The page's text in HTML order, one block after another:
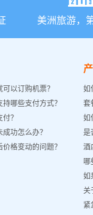
美洲旅游，
以订购机票？
哪些支付方式？
？
功怎么办？
格变动的问题？
如
套
如
是
酒
哪
如
关
紧